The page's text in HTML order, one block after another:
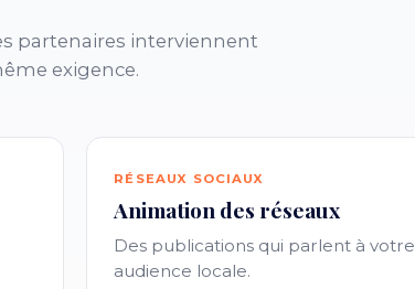
partenaires interviennent
exigence.
RÉSEAUX SOCIAUX
Animation des réseaux
Des publications qui parlent à votre
audience locale.